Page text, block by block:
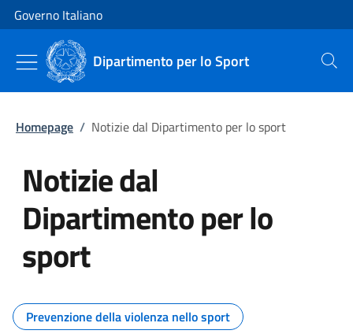
Vai al contenuto
Vai alla navigazione del sito
Governo Italiano
Dipartimento per lo Sport Cerca
Homepage / Notizie dal Dipartimento per lo sport
Notizie dal
Dipartimento per lo
sport
Tutti i contenuti della pagina
Prevenzione della violenza nello sport